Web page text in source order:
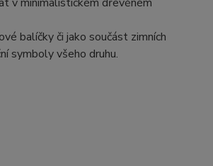
balíčky či jako součást zimních
symboly všeho druhu.